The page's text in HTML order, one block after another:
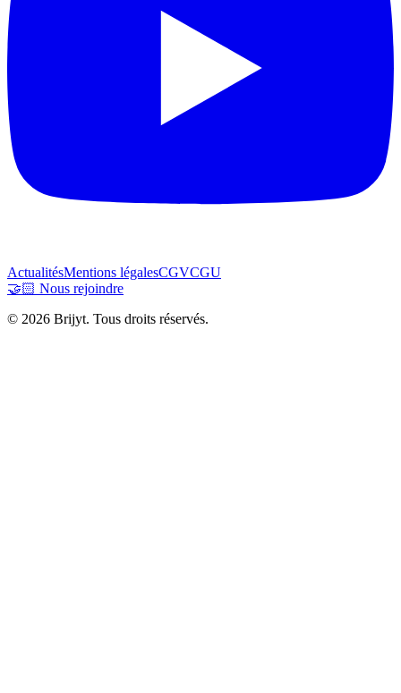
ActualitésMentions légalesCGVCGU
🤝🏻 Nous rejoindre
© 2026 Brijyt. Tous droits réservés.